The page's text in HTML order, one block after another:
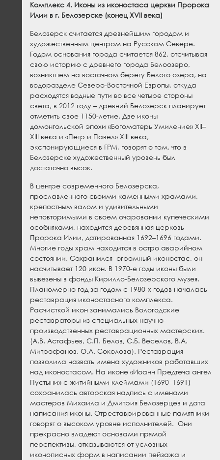
Комплекс 4. Иконы из иконостаса церкви Пророка
Илии в г. Белозерске (конецXVII века)
Белозерск считается древнейшим городом и
художественным центром на Русском Севере.
Годом основания города считается 862, отсчитывая
свою историю с древнего города Белоозеро,
возникшем на восточном берегу Белого озера, на
водоразделе Северо-Восточ­ной Европы, откуда
расходятся водные пути во все четыре стороны
света, в 2012 году – древний Белозерск планирует
отметить свое 1150-летие. Две иконы
домонгольской эпохи «Богоматерь Умиление» XII–
XIII века и «Петр и Павел» XIII века,
экспонирующиеся в ГРМ, говорят о том, что в
Белозерске художественный уровень был
достаточно высок.
В центре современного Белозерска,
прославленного своими каменными храмами,
крепостным валом и удивительными
неповторимыми в своем очаровании купеческими
особняками, находится деревянная церковь
Пророка Илии, датированная 1692–1696 годами.
Многие годы храм находится в остро аварийном
состоянии. Сохранился огромный иконостас, он
насчитывает 120 икон. В 1970-е годы иконы были
вывезены в фонды Кирилло-Белозерского музея.
Планомерно год за годом с 1980-х годов началась
реставрация иконостасного комплекса.
Расчисткой икон занимались Вологодские
реставраторы из специальных научно-
производственных реставрационных мастерских.
(А.В. Астафьев, С.П. Белов, С.Б. Веселов, В.А.
Митрофанов, О.А. Соколова). Реставрация
позволила назвать имена художников работавших
над иконостасом. На иконе «Иоанн Предтеча ангел
Пустыни» с житийными клеймами (1690–1691)
сохранилась авторская надпись с именами
мастеров Михаила и Дмитрия Белозерцев и дата
написания иконы. Отреставрированные памятники
говорят о высоком уровне исполнителей. Они
прекрасно владеют основами прямой
перспективы, отказываются от условных
иконописных форм в написании пейзажа и